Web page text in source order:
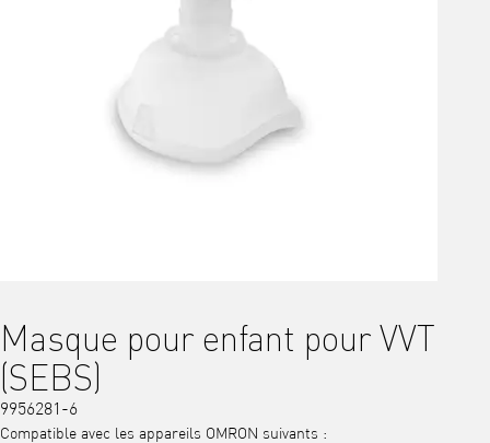
Masque pour enfant pour VVT
(SEBS)
9956281-6
Compatible avec les appareils OMRON suivants :